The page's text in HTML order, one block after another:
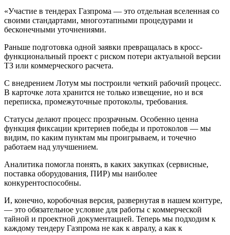
«Участие в тендерах Газпрома — это отдельная вселенная со
своими стандартами, многоэтапными процедурами и
бесконечными уточнениями.
Раньше подготовка одной заявки превращалась в кросс-
функциональный проект с риском потери актуальной версии
ТЗ или коммерческого расчета.
С внедрением Лотум мы построили четкий рабочий процесс.
В карточке лота хранится не только извещение, но и вся
переписка, промежуточные протоколы, требования.
Статусы делают процесс прозрачным. Особенно ценна
функция фиксации критериев победы и протоколов — мы
видим, по каким пунктам мы проигрываем, и точечно
работаем над улучшением.
Аналитика помогла понять, в каких закупках (сервисные,
поставка оборудования, ПИР) мы наиболее
конкурентоспособны.
И, конечно, коробочная версия, развернутая в нашем контуре,
— это обязательное условие для работы с коммерческой
тайной и проектной документацией. Теперь мы подходим к
каждому тендеру Газпрома не как к авралу, а как к